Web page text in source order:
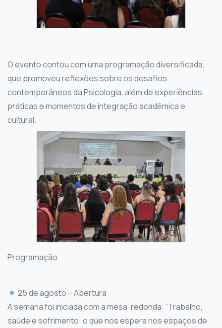
O evento contou com uma programação diversificada,
que promoveu reflexões sobre os desafios
contemporâneos da Psicologia, além de experiências
práticas e momentos de integração acadêmica e
cultural.
Programação
25 de agosto – Abertura
A semana foi iniciada com a mesa-redonda: “Trabalho,
saúde e sofrimento: o que nos espera nos espaços de